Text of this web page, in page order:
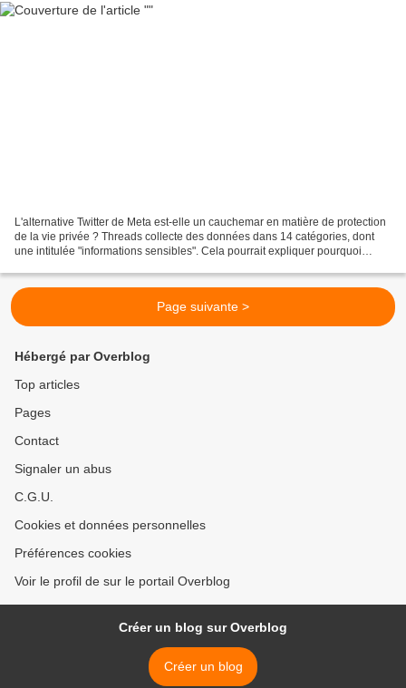
L'alternative Twitter de Meta est-elle un cauchemar en matière de protection
de la vie privée ? Threads collecte des données dans 14 catégories, dont
une intitulée "informations sensibles". Cela pourrait expliquer pourquoi
Page suivante >
Hébergé par Overblog
Top articles
Pages
Contact
Signaler un abus
C.G.U.
Cookies et données personnelles
Préférences cookies
Voir le profil de sur le portail Overblog
Créer un blog sur Overblog
Créer un blog